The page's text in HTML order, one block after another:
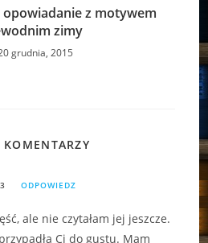
z motywem
zimy
grudnia, 2015
ODPOWIEDZ
ale nie czytałam jej jeszcze.
Ci do gustu. Mam